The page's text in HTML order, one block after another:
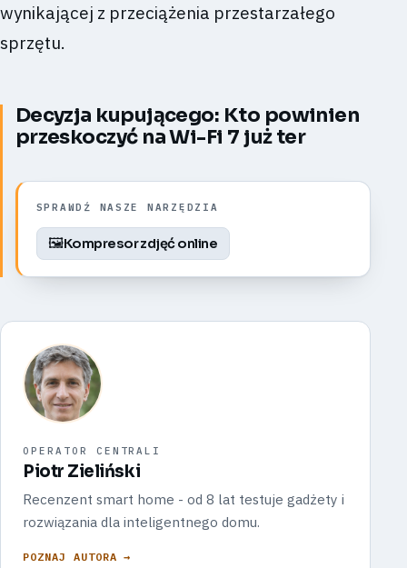
wynikającej z przeciążenia przestarzałego
sprzętu.
Decyzja kupującego: Kto powinien
przeskoczyć na Wi-Fi 7 już ter
SPRAWDŹ NASZE NARZĘDZIA
🖼️Kompresor zdjęć online
OPERATOR CENTRALI
Piotr Zieliński
Recenzent smart home - od 8 lat testuje gadżety i
rozwiązania dla inteligentnego domu.
POZNAJ AUTORA →